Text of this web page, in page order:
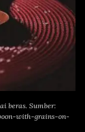
beras. Sumber:
with-grains-on-